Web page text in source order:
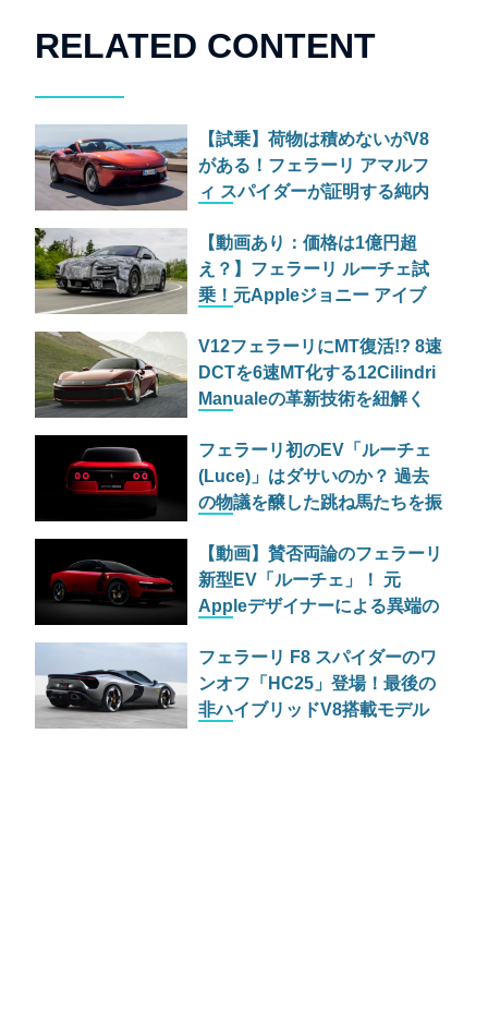
RELATED CONTENT
【試乗】荷物は積めないがV8
がある！フェラーリ アマルフ
ィ スパイダーが証明する純内
【動画あり：価格は1億円超
え？】フェラーリ ルーチェ試
乗！元Appleジョニー アイブ
実力
V12フェラーリにMT復活!? 8速
DCTを6速MT化する12Cilindri
Manualeの革新技術を紐解く
フェラーリ初のEV「ルーチェ
(Luce)」はダサいのか？ 過去
の物議を醸した跳ね馬たちを振
【動画】賛否両論のフェラーリ
新型EV「ルーチェ」！ 元
Appleデザイナーによる異端の
剖
フェラーリ F8 スパイダーのワ
ンオフ「HC25」登場！最後の
非ハイブリッドV8搭載モデル